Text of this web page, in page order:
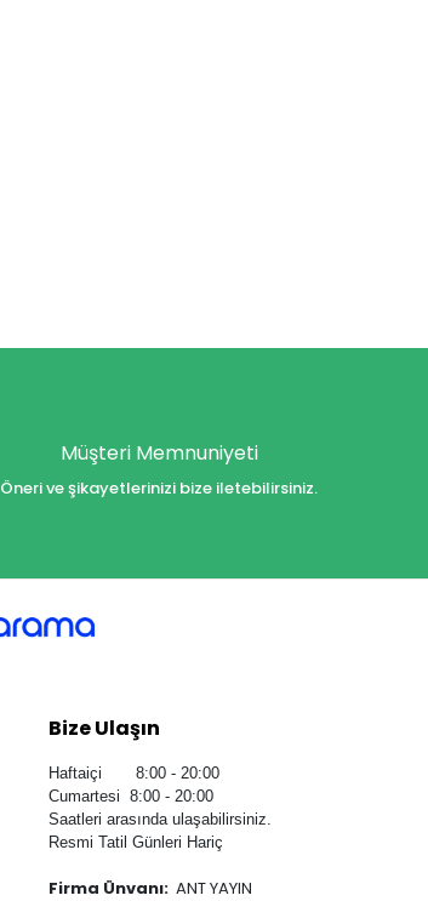
Müşteri Memnuniyeti
Öneri ve şikayetlerinizi bize iletebilirsiniz.
Bize Ulaşın
Haftaiçi 8:00 - 20:00
Cumartesi 8:00 - 20:00
Saatleri arasında ulaşabilirsiniz.
Resmi Tatil Günleri Hariç
Firma Ünvanı: ANT YAYIN